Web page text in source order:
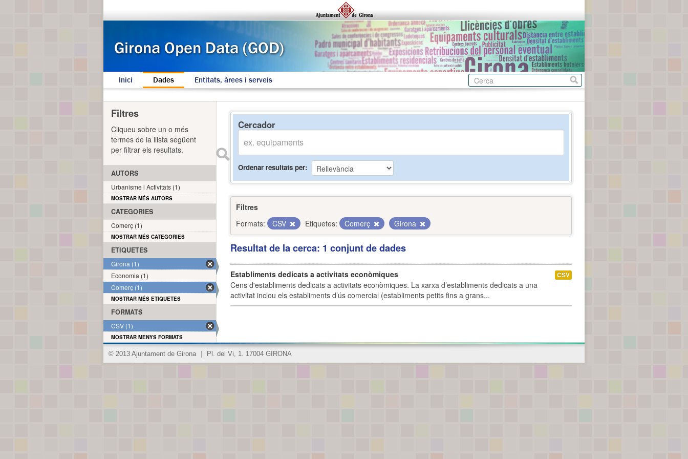
Inici Dades Entitats, àrees i serveis
Cercador
Ordenar resultats per
Filtres
Formats:
CSV Etiquetes: Comerç Girona
Resultat de la cerca: 1 conjunt de dades
Establiments dedicats a activitats econòmiques
Cens d'establiments dedicats a activitats econòmiques. La xarxa d’establiments dedicats a una
activitat inclou els establiments d’ús comercial (establiments petits fins a grans...
CSV
Filtres
Cliqueu sobre un o més
termes de la llista següent
per filtrar els resultats.
AUTORS
Urbanisme i Activitats (1)
MOSTRAR MÉS AUTORS
CATEGORIES
Comerç (1)
MOSTRAR MÉS CATEGORIES
ETIQUETES
Girona (1)
Economia (1)
Comerç (1)
MOSTRAR MÉS ETIQUETES
FORMATS
CSV (1)
MOSTRAR MENYS FORMATS
© 2013 Ajuntament de Girona Pl. del Vi, 1. 17004 GIRONA